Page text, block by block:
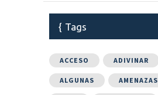
Tags
ACCESO ADIVINAR
ALGUNAS AMENAZAS